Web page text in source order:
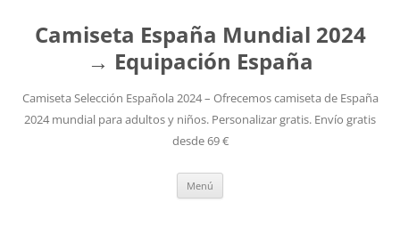
Camiseta España Mundial 2024
→ Equipación España
Camiseta Selección Española 2024 – Ofrecemos camiseta de España
2024 mundial para adultos y niños. Personalizar gratis. Envío gratis
desde 69 €
Menú